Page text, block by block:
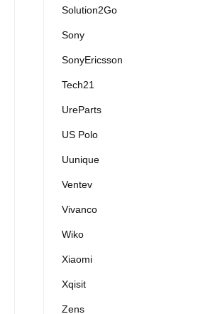
Solution2Go
Sony
SonyEricsson
Tech21
UreParts
US Polo
Uunique
Ventev
Vivanco
Wiko
Xiaomi
Xqisit
Zens